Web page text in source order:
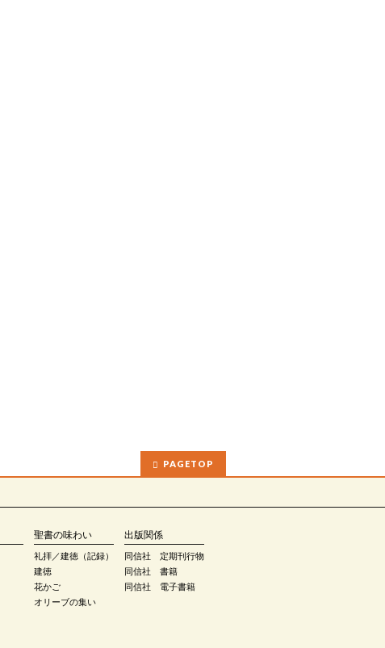
PAGETOP
聖書の味わい
礼拝／建徳（記録）
建徳
花かご
オリーブの集い
出版関係
同信社 定期刊行物
同信社 書籍
同信社 電子書籍